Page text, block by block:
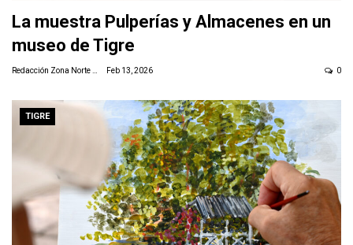
La muestra Pulperías y Almacenes en un
museo de Tigre
Redacción Zona Norte Daily Feb 13, 2026 0
TIGRE